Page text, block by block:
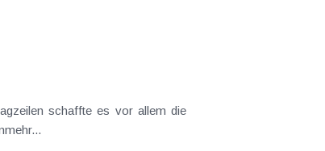
schaffte es vor allem die